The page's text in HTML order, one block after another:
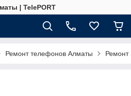
| TelePORT
Ремонт телефонов Алматы Ремонт